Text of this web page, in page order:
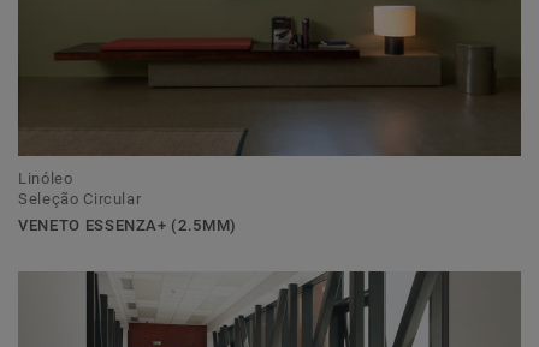
Linóleo
Seleção Circular
VENETO ESSENZA+ (2.5MM)